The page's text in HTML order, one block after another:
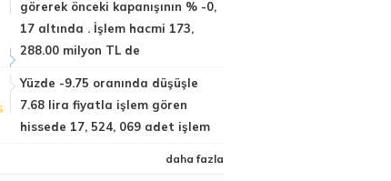
görerek önceki kapanışının % -0,
17 altında . İşlem hacmi 173,
288.00 milyon TL de
Yüzde -9.75 oranında düşüşle
7.68 lira fiyatla işlem gören
hissede 17, 524, 069 adet işlem
daha fazla